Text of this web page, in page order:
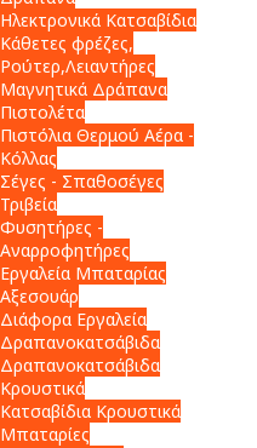
Ηλεκτρονικά Κατσαβίδια
Κάθετες φρέζες,
Ρούτερ,Λειαντήρες
Μαγνητικά Δράπανα
Πιστολέτα
Πιστόλια Θερμού Αέρα -
Κόλλας
Σέγες - Σπαθοσέγες
Τριβεία
Φυσητήρες -
Αναρροφητήρες
Εργαλεία Μπαταρίας
Αξεσουάρ
Διάφορα Εργαλεία
Δραπανοκατσάβιδα
Δραπανοκατσάβιδα
Κρουστικά
Κατσαβίδια Κρουστικά
Μπαταρίες